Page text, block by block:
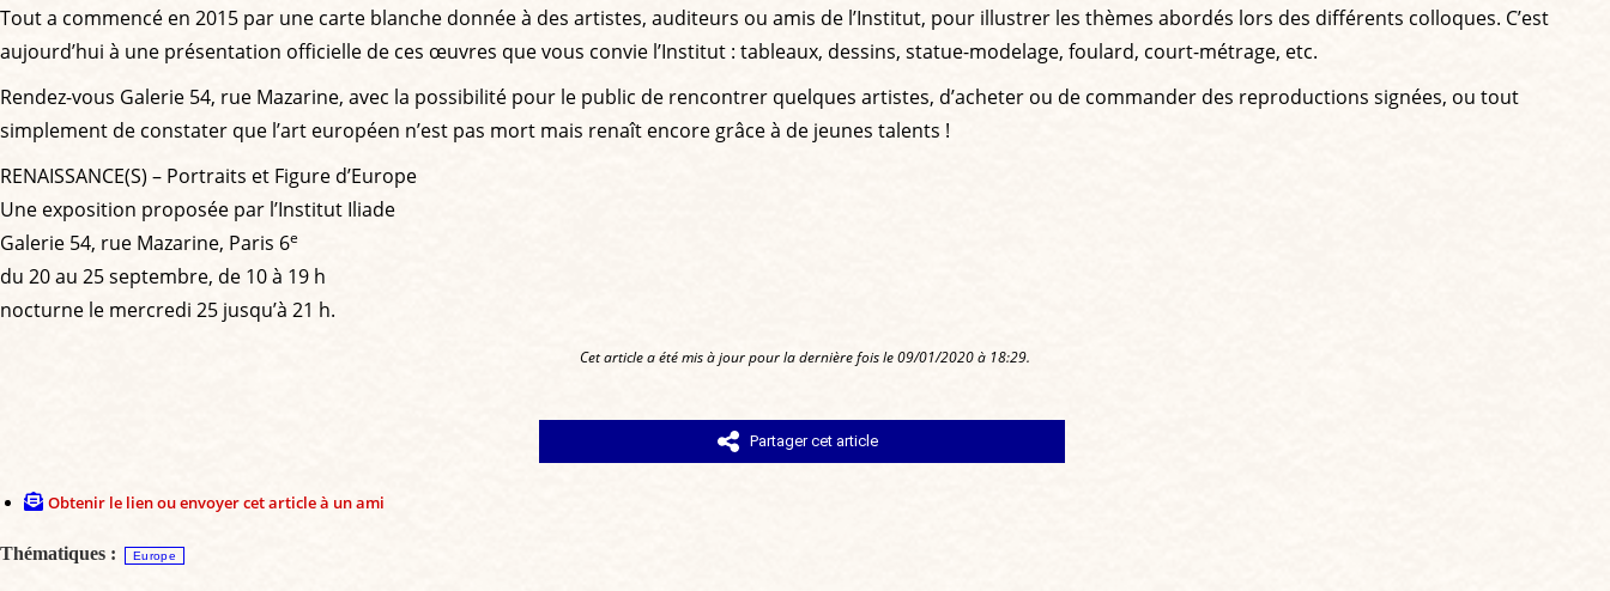
Tout a commencé en 2015 par une carte blanche donnée à des artistes, auditeurs ou amis de l’Institut, pour illustrer les thèmes abordés lors des différents colloques. C’est
aujourd’hui à une présentation officielle de ces œuvres que vous convie l’Institut : tableaux, dessins, statue-modelage, foulard, court-métrage, etc.
Rendez-vous Galerie 54, rue Mazarine, avec la possibilité pour le public de rencontrer quelques artistes, d’acheter ou de commander des reproductions signées, ou tout
simplement de constater que l’art européen n’est pas mort mais renaît encore grâce à de jeunes talents !
RENAISSANCE(S) – Portraits et Figure d’Europe
Une exposition proposée par l’Institut Iliade
Galerie 54, rue Mazarine, Paris 6e
du 20 au 25 septembre, de 10 à 19 h
nocturne le mercredi 25 jusqu’à 21 h.
Cet article a été mis à jour pour la dernière fois le 09/01/2020 à 18:29.
Partager cet article
Obtenir le lien ou envoyer cet article à un ami
Thématiques : Europe